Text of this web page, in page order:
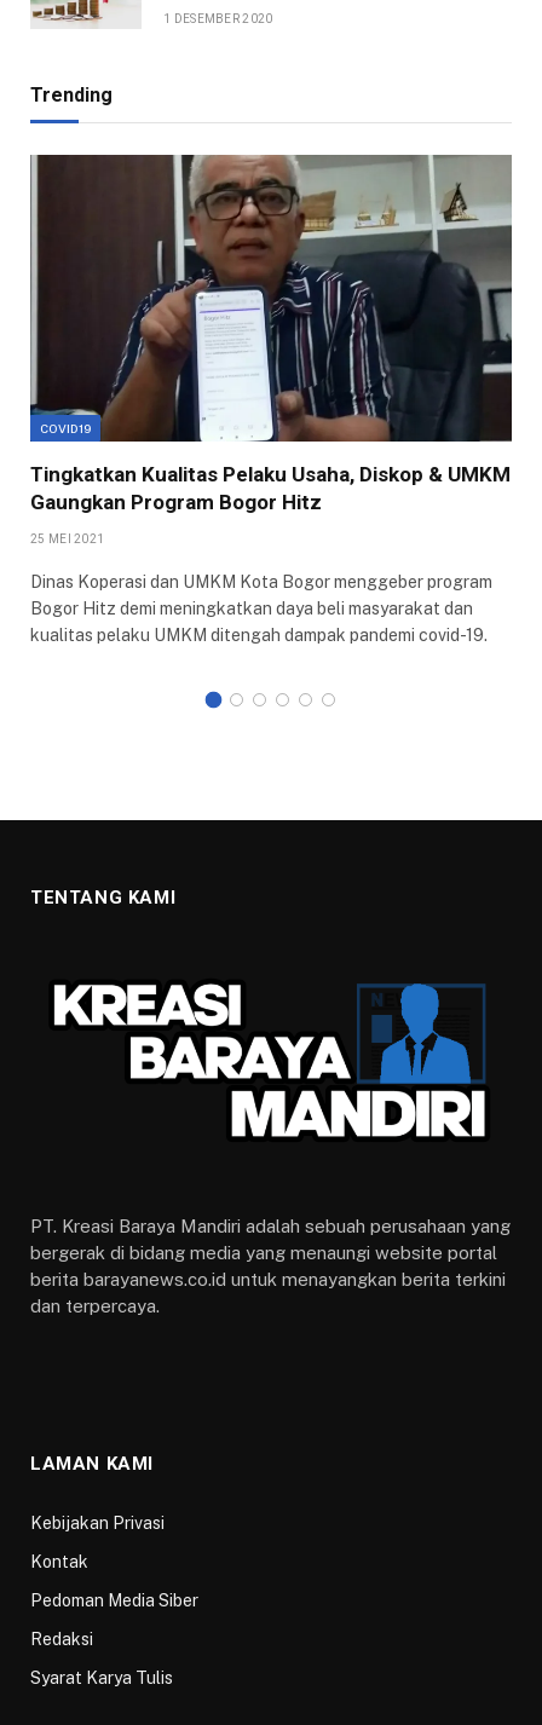
1 DESEMBER 2020
Trending
COVID19
Tingkatkan Kualitas Pelaku Usaha, Diskop & UMKM
Gaungkan Program Bogor Hitz
25 MEI 2021
Dinas Koperasi dan UMKM Kota Bogor menggeber program
Bogor Hitz demi meningkatkan daya beli masyarakat dan
kualitas pelaku UMKM ditengah dampak pandemi covid-19.
TENTANG KAMI
PT. Kreasi Baraya Mandiri adalah sebuah perusahaan yang
bergerak di bidang media yang menaungi website portal
berita barayanews.co.id untuk menayangkan berita terkini
dan terpercaya.
LAMAN KAMI
Kebijakan Privasi
Kontak
Pedoman Media Siber
Redaksi
Syarat Karya Tulis